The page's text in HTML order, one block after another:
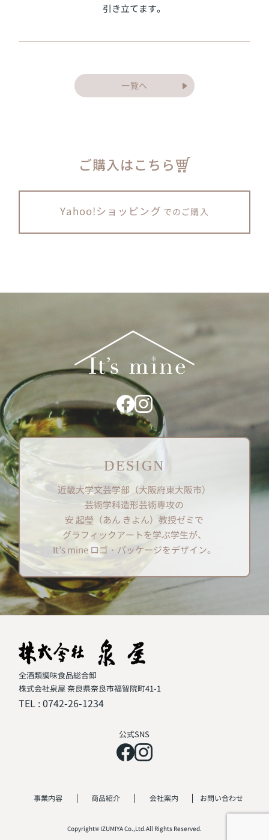
引き立てます。
一覧へ
ご購入はこちら
Yahoo!ショッピング でのご購入
DESIGN
近畿大学文芸学部（大阪府東大阪市）
芸術学科造形芸術専攻の
安 起瑩（あん きよん）教授ゼミで
グラフィックアートを学ぶ学生が、
It’s mine ロゴ・パッケージをデザイン。
全酒類調味食品総合卸
株式会社泉屋 奈良県奈良市福智院町41-1
TEL :0742-26-1234
事業内容 商品紹介 会社案内 お問い合わせ
公式SNS
Copyright© IZUMIYA Co.,Ltd.All Rights Reserved.